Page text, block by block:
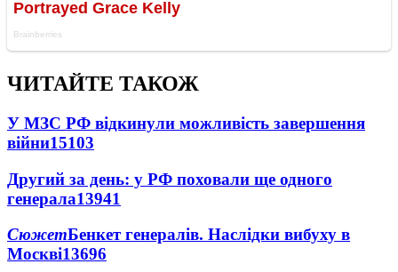
ЧИТАЙТЕ ТАКОЖ
У МЗС РФ відкинули можливість завершення
війни15103
Другий за день: у РФ поховали ще одного
генерала13941
СюжетБенкет генералів. Наслідки вибуху в
Москві13696